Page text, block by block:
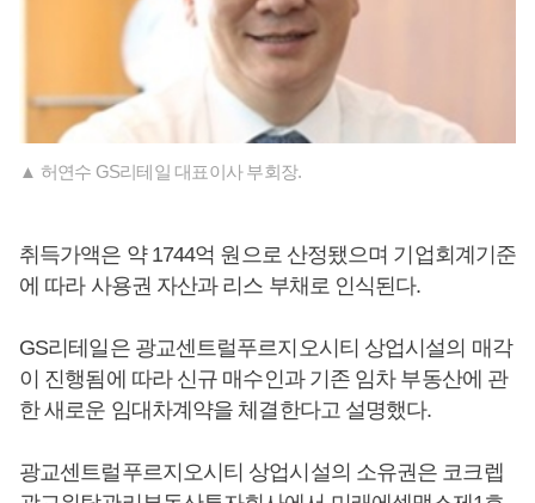
▲ 허연수 GS리테일 대표이사 부회장.
취득가액은 약 1744억 원으로 산정됐으며 기업회계기준
에 따라 사용권 자산과 리스 부채로 인식된다.
GS리테일은 광교센트럴푸르지오시티 상업시설의 매각
이 진행됨에 따라 신규 매수인과 기존 임차 부동산에 관
한 새로운 임대차계약을 체결한다고 설명했다.
광교센트럴푸르지오시티 상업시설의 소유권은 코크렙